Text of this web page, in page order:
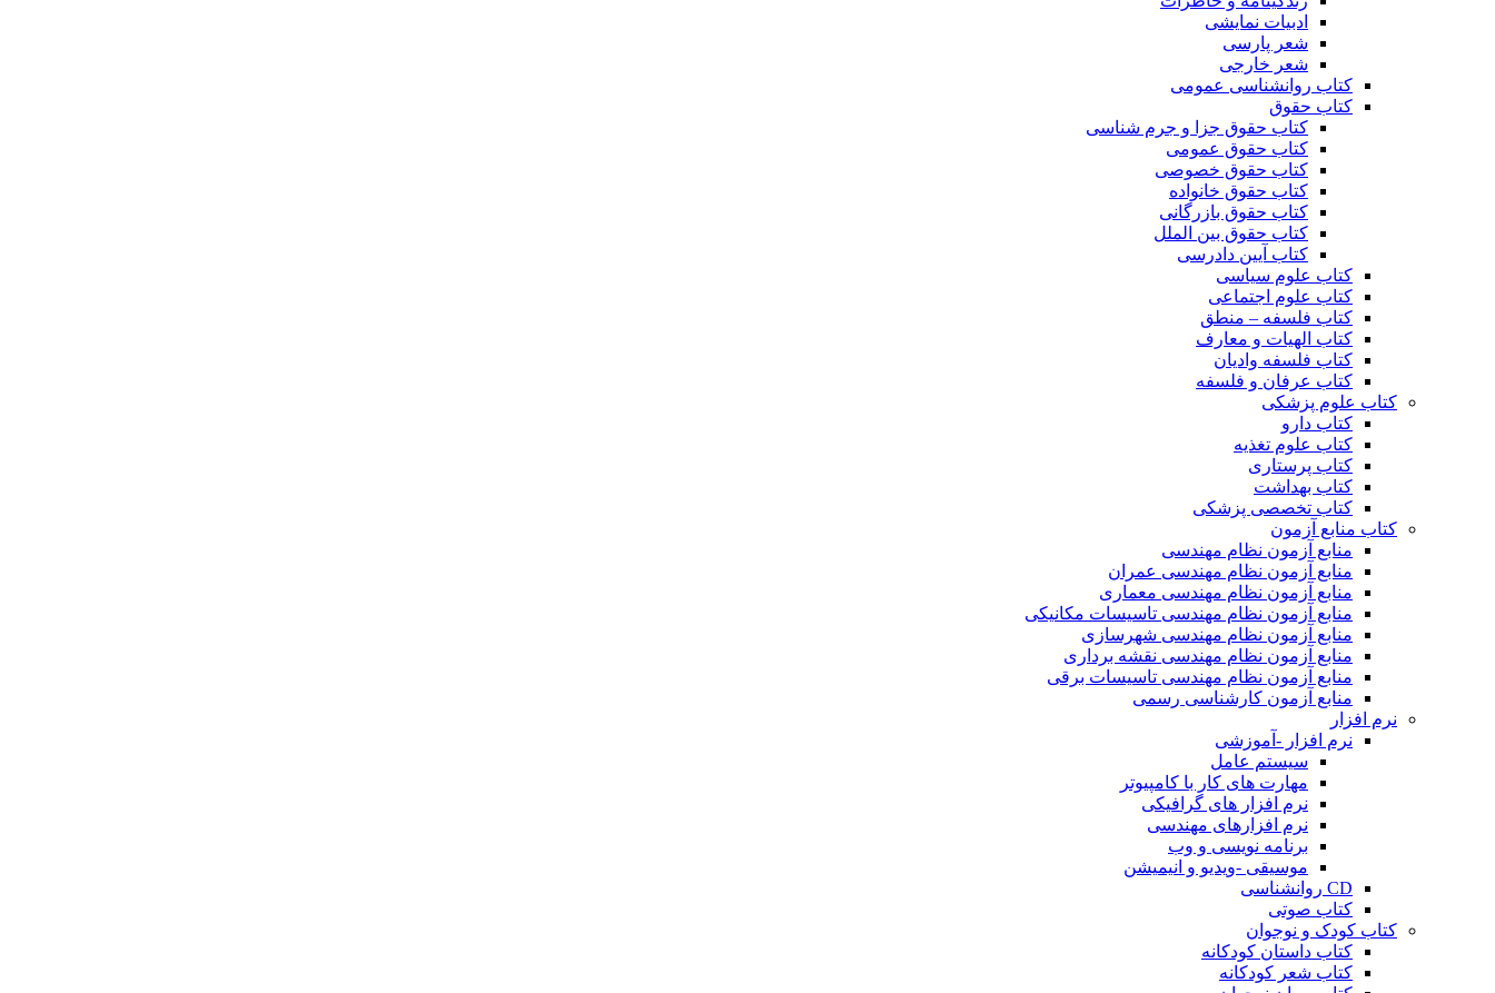
ادبیات نمایشی
شعر پارسی
شعر خارجی
کتاب روانشناسی عمومی
کتاب حقوق
کتاب حقوق جزا و جرم شناسی
کتاب حقوق عمومی
کتاب حقوق خصوصی
کتاب حقوق خانواده
کتاب حقوق بازرگانی
کتاب حقوق بین الملل
کتاب آیین دادرسی
کتاب علوم سیاسی
کتاب علوم اجتماعی
کتاب فلسفه – منطق
کتاب الهیات و معارف
کتاب فلسفه وادیان
کتاب عرفان و فلسفه
کتاب علوم پزشکی
کتاب دارو
کتاب علوم تغذیه
کتاب پرستاری
کتاب بهداشت
کتاب تخصصی پزشکی
کتاب منابع آزمون
منابع آزمون نظام مهندسی
منابع آزمون نظام مهندسی عمران
منابع آزمون نظام مهندسی معماری
منابع آزمون نظام مهندسی تاسیسات مکانیکی
منابع آزمون نظام مهندسی شهرسازی
منابع آزمون نظام مهندسی نقشه برداری
منابع آزمون نظام مهندسی تاسیسات برقی
منابع آزمون کارشناسی رسمی
نرم افزار
نرم افزار -آموزشی
سیستم عامل
مهارت های کار با کامپیوتر
نرم افزار های گرافیکی
نرم افزارهای مهندسی
برنامه نویسی و وب
موسیقی -ویدیو و انیمیشن
CD روانشناسی
کتاب صوتی
کتاب کودک و نوجوان
کتاب داستان کودکانه
کتاب شعر کودکانه